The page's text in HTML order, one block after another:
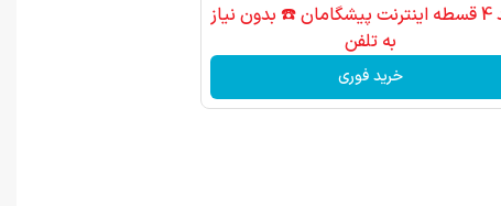
خرید 4 قسطه اینترنت پیشگامان ☎️ بدون نیاز
به تلفن
خرید فوری